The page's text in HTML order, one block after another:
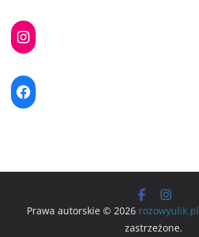
Instagram
Facebook
Prawa autorskie © 2026 rozowyulik.pl
zastrzeżone.